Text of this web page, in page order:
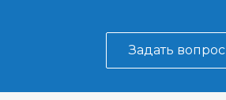
Задать вопрос